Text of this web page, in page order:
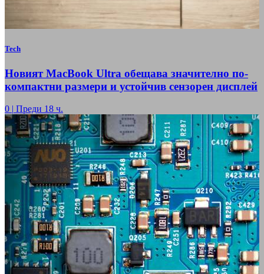
Tech
Новият MacBook Ultra обещава значително по-
компактни размери и устойчив сензорен дисплей
0 | Преди 18 ч.